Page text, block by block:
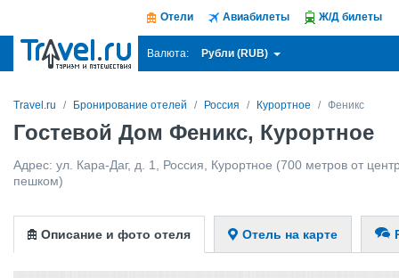
Отели Авиабилеты Ж/Д билеты
Валюта: Рубли (RUB)
Travel.ru Бронирование отелей Россия Курортное Феникс
Гостевой Дом Феникс, Курортное
Адрес: ул. Кара-Даг, д. 1 Россия Курортное (700 метров от
пешком)
Описание и фото отеля Отель на карте